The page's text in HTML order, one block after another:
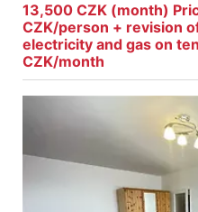
13,500 CZK (month)
CZK/person + revision
electricity and gas on
CZK/month